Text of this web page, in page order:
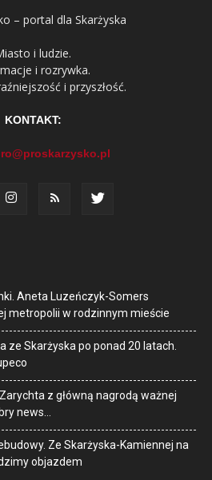
– portal dla Skarżyska
i ludzie.
i rozrywka.
i przyszłość.
KONTAKT:
Aneta Luzeńczyk-Somers
metropolii w rodzinnym mieście
ze Skarżyska po ponad 20 latach.
z główną nagrodą ważnej
news…
Ze Skarżyska-Kamiennej na
objazdem